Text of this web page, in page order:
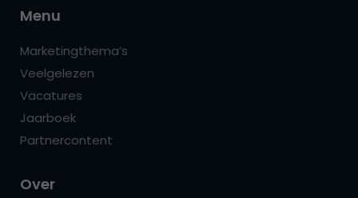
Menu
Marketingthema’s
Veelgelezen
Vacatures
Jaarboek
Partnercontent
Over